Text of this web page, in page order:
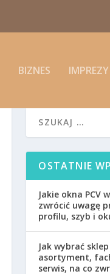
BIZNES IMPREZY
OSTATNIE
Jakie okna PCV
zwrócić uwagę
profilu, szyb i
Jak wybrać
asortyment,
serwis, na co